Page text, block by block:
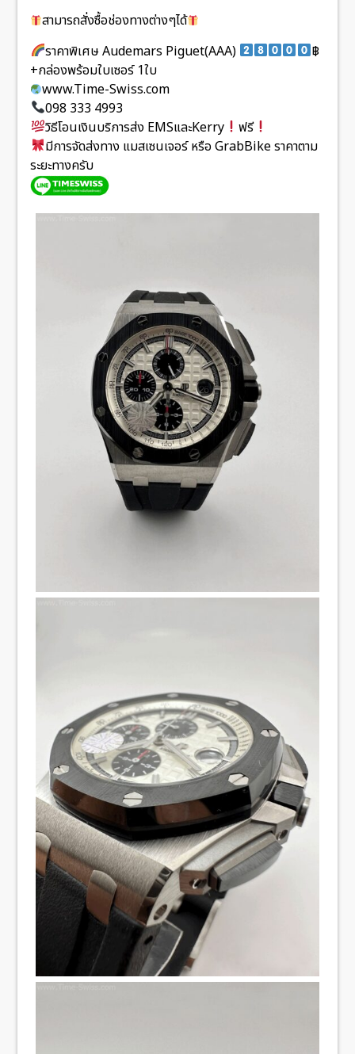
สามารถสั่งซื้อช่องทางต่างๆได้
ราคาพิเศษ Audemars Piguet(AAA)
฿
+กล่องพร้อมใบเซอร์ 1ใบ
www.Time-Swiss.com
098 333 4993
วิธีโอนเงินบริการส่ง EMSและKerry
ฟรี
มีการจัดส่งทาง แมสเซนเจอร์ หรือ GrabBike ราคาตาม
ระยะทางครับ